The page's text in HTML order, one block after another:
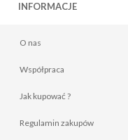
INFORMACJE
O nas
Współpraca
Jak kupować ?
Regulamin zakupów